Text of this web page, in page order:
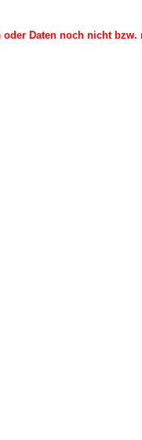
Daten noch nicht